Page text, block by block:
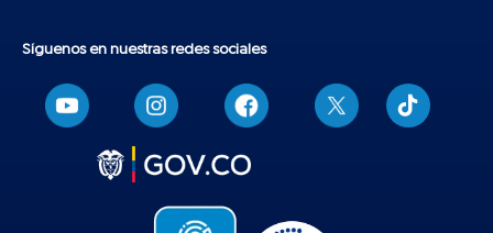
Síguenos en nuestras redes sociales
T
i
k